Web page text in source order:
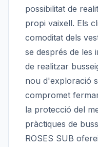
possibilitat de
propi vaixell. Els
comoditat dels
se després de les
de realitzar
nou d'exploració
compromet
la protecció del
pràctiques de
ROSES SUB